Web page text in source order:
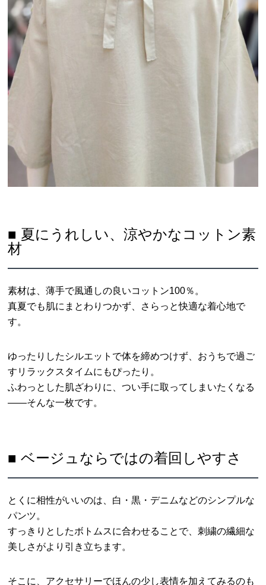
■ 夏にうれしい、涼やかなコットン素
材
素材は、薄手で風通しの良いコットン100％。
真夏でも肌にまとわりつかず、さらっと快適な着心地で
す。
ゆったりしたシルエットで体を締めつけず、おうちで過ご
すリラックスタイムにもぴったり。
ふわっとした肌ざわりに、つい手に取ってしまいたくなる
――そんな一枚です。
■ ベージュならではの着回しやすさ
とくに相性がいいのは、白・黒・デニムなどのシンプルな
パンツ。
すっきりとしたボトムスに合わせることで、刺繍の繊細な
美しさがより引き立ちます。
そこに、アクセサリーでほんの少し表情を加えてみるのも